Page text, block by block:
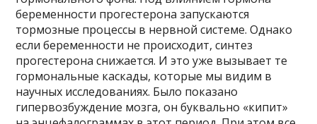
беременности прогестерона запускаются
тормозные процессы в нервной системе. Однако
если беременности не происходит, синтез
прогестерона снижается. И это уже вызывает те
гормональные каскады, которые мы видим в
научных исследованиях. Было показано
гипервозбуждение мозга, он буквально «кипит»